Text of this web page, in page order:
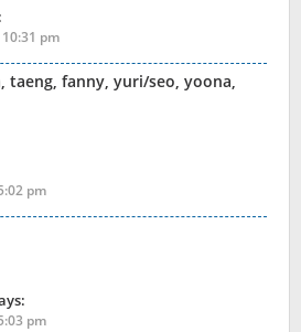
pm
taeng, fanny, yuri/seo, yoona,
pm
pm